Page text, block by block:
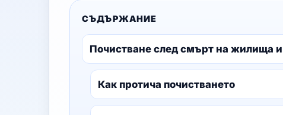
СЪДЪРЖАНИЕ
Почистване след смърт на жилища
Как протича почистването